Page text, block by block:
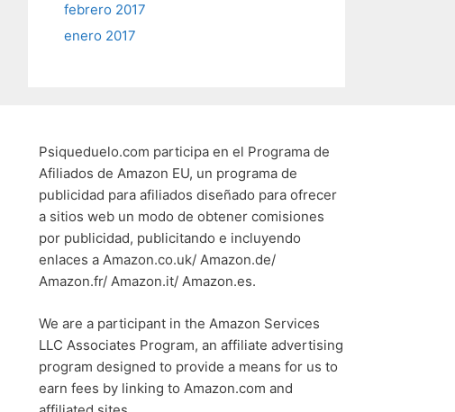
febrero 2017
enero 2017
Psiqueduelo.com participa en el Programa de
Afiliados de Amazon EU, un programa de
publicidad para afiliados diseñado para ofrecer
a sitios web un modo de obtener comisiones
por publicidad, publicitando e incluyendo
enlaces a Amazon.co.uk/ Amazon.de/
Amazon.fr/ Amazon.it/ Amazon.es.
We are a participant in the Amazon Services
LLC Associates Program, an affiliate advertising
program designed to provide a means for us to
earn fees by linking to Amazon.com and